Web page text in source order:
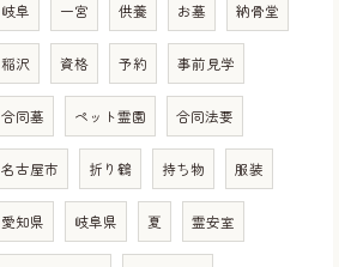
岐阜 一宮 供養 お墓 納骨堂
稲沢 資格 予約 事前見学
合同墓 ペット霊園 合同法要
名古屋市 折り鶴 持ち物 服装
愛知県 岐阜県 夏 霊安室